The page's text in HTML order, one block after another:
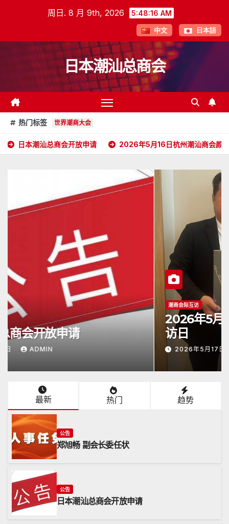
周日. 8 月 9th, 2026 5:48:18 AM
中文 日本語
日本潮汕总商会
热门标签 世界潮商大会
商会开放申请 2026年5月16日杭州潮汕商会颜会长访日
潮商会际互访
2026年5月16日杭州潮汕商会颜会长
访日
2026年5月17日
最新 热门 趋势
公告
郑旭畅 副会长委任状
公告
日本潮汕总商会开放申请